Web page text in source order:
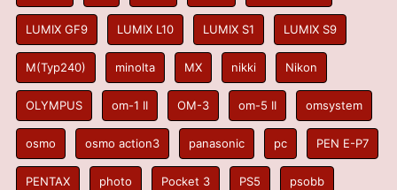
LUMIX GF9 LUMIX L10 LUMIX S1 LUMIX S9
M(Typ240) minolta MX nikki Nikon
OLYMPUS om-1 II OM-3 om-5 II omsystem
osmo osmo action3 panasonic pc PEN E-P7
PENTAX photo Pocket 3 PS5 psobb